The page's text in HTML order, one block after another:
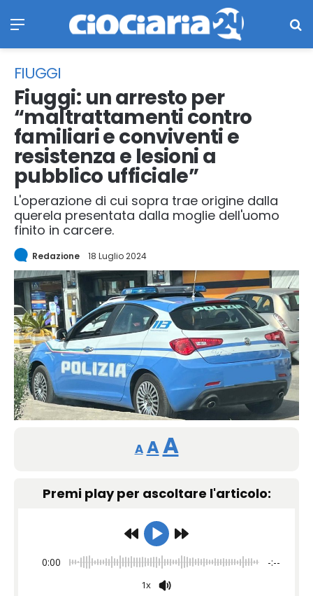
FIUGGI
Fiuggi: un arresto per
“maltrattamenti contro
familiari e conviventi e
resistenza e lesioni a
pubblico ufficiale”
L'operazione di cui sopra trae origine dalla
querela presentata dalla moglie dell'uomo
finito in carcere.
Redazione 18 Luglio 2024
A
Reducir
tamaño
fuente.
A Restablecer
de
fuente
AAumentar
tamaño
fuente.
Premi play per ascoltare l'articolo:
0:00 -:--
1x